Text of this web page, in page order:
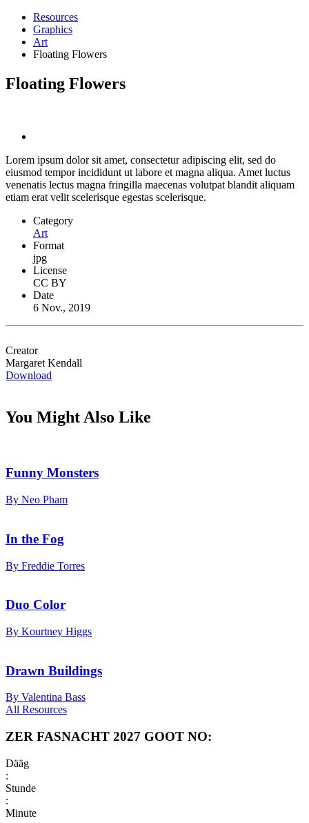
Resources
Graphics
Art
Floating Flowers
Floating Flowers
Lorem ipsum dolor sit amet, consectetur adipiscing elit, sed do
eiusmod tempor incididunt ut labore et magna aliqua. Amet luctus
venenatis lectus magna fringilla maecenas volutpat blandit aliquam
etiam erat velit scelerisque egestas scelerisque.
Category
Art
Format
jpg
License
CC BY
Date
6 Nov., 2019
Creator
Margaret Kendall
Download
You Might Also Like
Funny Monsters
By Neo Pham
In the Fog
By Freddie Torres
Duo Color
By Kourtney Higgs
Drawn Buildings
By Valentina Bass
All Resources
ZER FASNACHT 2027 GOOT NO:
Dääg
:
Stunde
:
Minute